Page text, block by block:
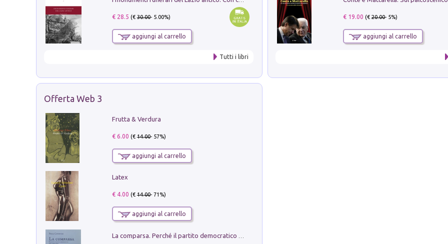
€ 28.5 (€30.00- 5.00%)
aggiungi al carrello
Tutti i libri
€ 19.00 (€20.00- 5%)
aggiungi al carrello
Offerta Web 3
Frutta & Verdura
€ 6.00 (€14.00- 57%)
aggiungi al carrello
Latex
€ 4.00 (€14.00- 71%)
aggiungi al carrello